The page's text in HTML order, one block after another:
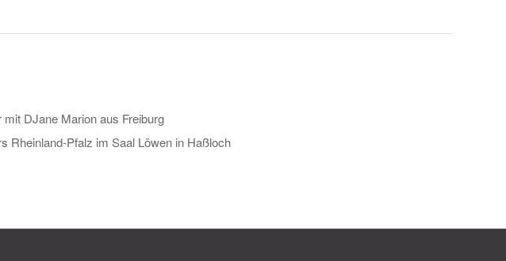
DJane Marion aus Freiburg
Rheinland-Pfalz im Saal Löwen in Haßloch